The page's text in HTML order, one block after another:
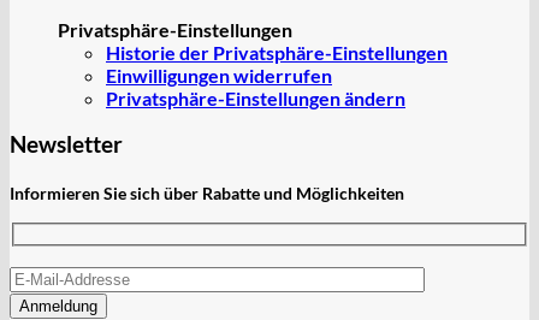
Privatsphäre-Einstellungen
Historie der Privatsphäre-Einstellungen
Einwilligungen widerrufen
Privatsphäre-Einstellungen ändern
Newsletter
Informieren Sie sich über Rabatte und Möglichkeiten